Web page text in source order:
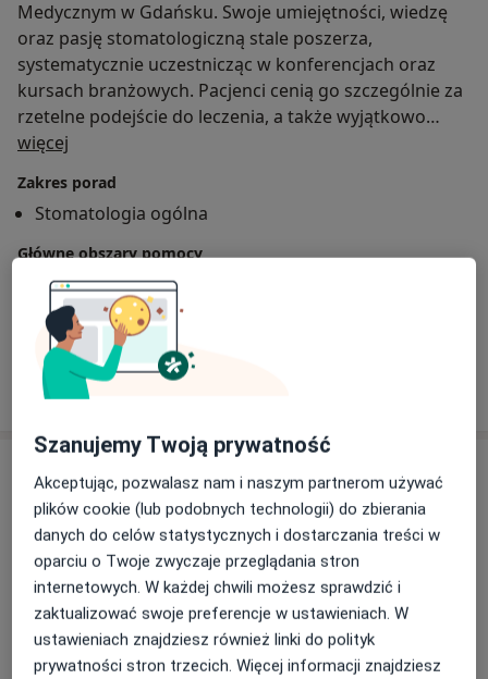
Medycznym w Gdańsku. Swoje umiejętności, wiedzę
oraz pasję stomatologiczną stale poszerza,
systematycznie uczestnicząc w konferencjach oraz
kursach branżowych. Pacjenci cenią go szczególnie za
rzetelne podejście do leczenia, a także wyjątkowo
pogodne usposobienie. W Fi Clinic zajmuje się
odbudową estetyczną.
Pasjonat wielu dziedzin sportu m.in. kolarstwa.
Instruktor snowboardu. Prywatnie miłośnik wędrówek
górskich i dobrej książki.
więcej
Zakres porad
Stomatologia ogólna
Główne obszary pomocy
Próchnica Ból zęba
Przebarwienia zębów
Konsultacja stomatologiczna
Od 280 zł Szczegóły
Wizyta interwencyjna
Od 450 zł Szczegóły
Szanujemy Twoją prywatność
Akceptując, pozwalasz nam i naszym partnerom używać
plików cookie (lub podobnych technologii) do zbierania
danych do celów statystycznych i dostarczania treści w
oparciu o Twoje zwyczaje przeglądania stron
internetowych. W każdej chwili możesz sprawdzić i
zaktualizować swoje preferencje w ustawieniach. W
ustawieniach znajdziesz również linki do polityk
prywatności stron trzecich. Więcej informacji znajdziesz